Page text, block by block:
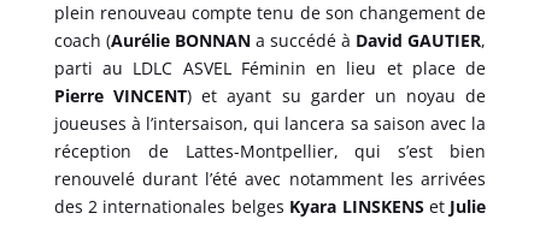
plein renouveau compte tenu de son changement de
coach (Aurélie BONNANa succédé à David GAUTIER,
parti au LDLC ASVEL Féminin en lieu et place de
Pierre VINCENT) et ayant su garder un noyau de
joueuses à l’intersaison, qui lancera sa saison avec la
réception de Lattes-Montpellier, qui s’est bien
renouvelé durant l’été avec notamment les arrivées
des 2 internationales belges Kyara LINSKENSetJulie